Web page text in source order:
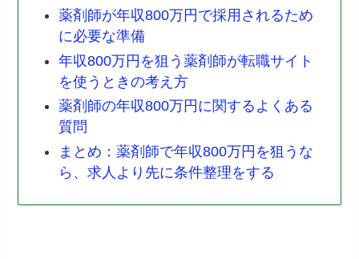
薬剤師が年収800万円で採用されるため
に必要な準備
年収800万円を狙う薬剤師が転職サイト
を使うときの考え方
薬剤師の年収800万円に関するよくある
質問
まとめ：薬剤師で年収800万円を狙うな
ら、求人より先に条件整理をする